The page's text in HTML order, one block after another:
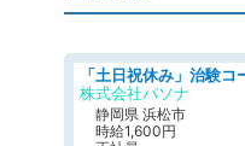
株式会社パソナ
静岡県 浜松市
時給1,600円